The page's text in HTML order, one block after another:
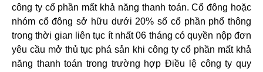
công ty cổ phần mất khả năng thanh toán. Cổ đông hoặc
nhóm cổ đông sở hữu dưới 20% số cổ phần phổ thông
trong thời gian liên tục ít nhất 06 tháng có quyền nộp đơn
yêu cầu mở thủ tục phá sản khi công ty cổ phần mất khả
năng thanh toán trong trường hợp Điều lệ công ty quy